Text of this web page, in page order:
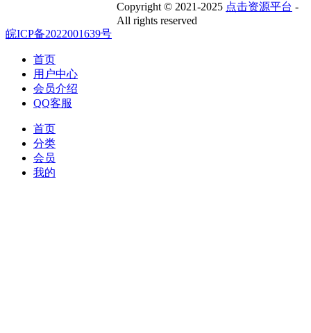
Copyright © 2021-2025 点击资源平台 -
All rights reserved
皖ICP备2022001639号
首页
用户中心
会员介绍
QQ客服
首页
分类
会员
我的